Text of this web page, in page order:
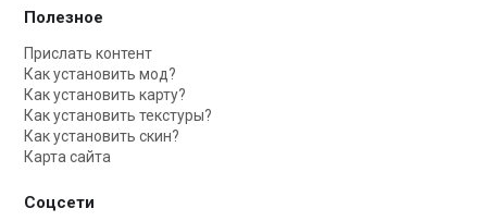
Полезное
Прислать контент
Как установить мод?
Как установить карту?
Как установить текстуры?
Как установить скин?
Карта сайта
Соцсети